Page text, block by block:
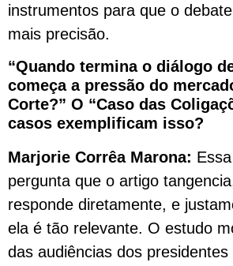
instrumentos para que o
mais precisão.
“Quando termina o diálogo
começa a pressão do
Corte?” O “Caso das
casos exemplificam isso?
Marjorie Corrêa Marona:
pergunta que o artigo
responde diretamente, e
ela é tão relevante. O estudo
das audiências dos